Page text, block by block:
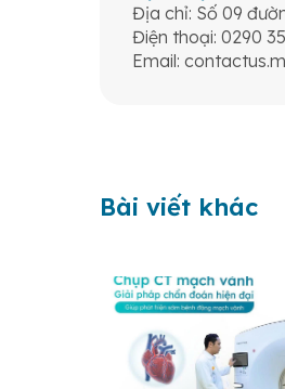
Địa chỉ: Số 09
Điện thoại: 0290
Email:
Bài viết khác